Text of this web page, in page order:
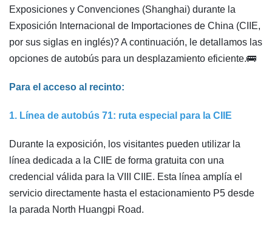
Exposiciones y Convenciones (Shanghai) durante la
Exposición Internacional de Importaciones de China (CIIE,
por sus siglas en inglés)? A continuación, le detallamos las
opciones de autobús para un desplazamiento eficiente.🚌
Para el acceso al recinto:
1. Línea de autobús 71: ruta especial para la CIIE
Durante la exposición, los visitantes pueden utilizar la
línea dedicada a la CIIE de forma gratuita con una
credencial válida para la VIII CIIE. Esta línea amplía el
servicio directamente hasta el estacionamiento P5 desde
la parada North Huangpi Road.